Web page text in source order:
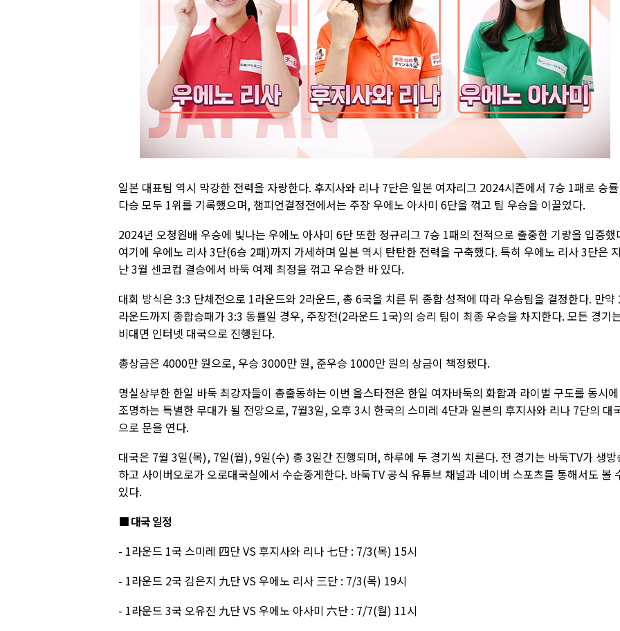
일본 대표팀 역시 막강한 전력을 자랑한다. 후지사와 리나 7단은 일본 여자리그 2024시즌에서 7승 1패로 승
다승 모두 1위를 기록했으며, 챔피언결정전에서는 주장 우에노 아사미 6단을 꺾고 팀 우승을 이끌었다.
2024년 오청원배 우승에 빛나는 우에노 아사미 6단 또한 정규리그 7승 1패의 전적으로 출중한 기량을 입증했
여기에 우에노 리사 3단(6승 2패)까지 가세하며 일본 역시 탄탄한 전력을 구축했다. 특히 우에노 리사 3단은
난 3월 센코컵 결승에서 바둑 여제 최정을 꺾고 우승한 바 있다.
대회 방식은 3:3 단체전으로 1라운드와 2라운드, 총 6국을 치른 뒤 종합 성적에 따라 우승팀을 결정한다. 만약
라운드까지 종합승패가 3:3 동률일 경우, 주장전(2라운드 1국)의 승리 팀이 최종 우승을 차지한다. 모든 경기
비대면 인터넷 대국으로 진행된다.
총상금은 4000만 원으로, 우승 3000만 원, 준우승 1000만 원의 상금이 책정됐다.
명실상부한 한일 바둑 최강자들이 총출동하는 이번 올스타전은 한일 여자바둑의 화합과 라이벌 구도를 동시에
조명하는 특별한 무대가 될 전망으로, 7월3일, 오후 3시 한국의 스미레 4단과 일본의 후지사와 리나 7단의 대
으로 문을 연다.
대국은 7월 3일(목), 7일(월), 9일(수) 총 3일간 진행되며, 하루에 두 경기씩 치른다. 전 경기는 바둑TV가 생방
하고 사이버오로가 오로대국실에서 수순중게한다. 바둑TV 공식 유튜브 채널과 네이버 스포츠를 통해서도 볼
있다.
■ 대국 일정
- 1라운드 1국 스미레 四단 VS 후지사와 리나 七단 : 7/3(목) 15시
- 1라운드 2국 김은지 九단 VS 우에노 리사 三단 : 7/3(목) 19시
- 1라운드 3국 오유진 九단 VS 우에노 아사미 六단 : 7/7(월) 11시